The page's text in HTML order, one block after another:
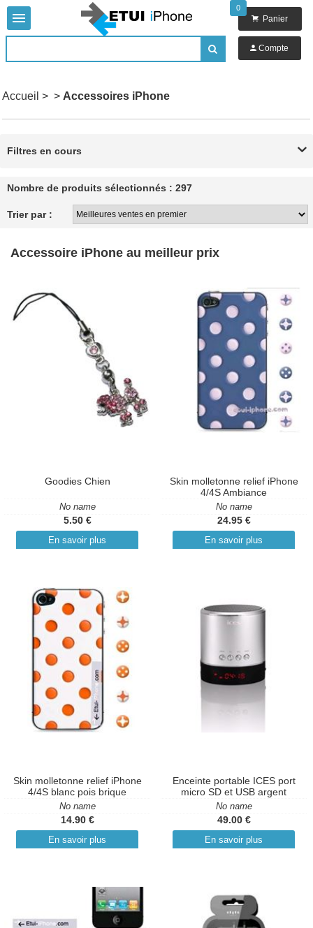


0
 Panier
 Compte
Accueil > > Accessoires iPhone
Filtres en cours 
Nombre de produits sélectionnés : 297
Trier par :
Accessoire iPhone au meilleur prix
Goodies Chien
No name
5.50 €
En savoir plus
Skin molletonne relief iPhone
4/4S Ambiance
No name
24.95 €
En savoir plus
Skin molletonne relief iPhone
4/4S blanc pois brique
No name
14.90 €
En savoir plus
Enceinte portable ICES port
micro SD et USB argent
No name
49.00 €
En savoir plus